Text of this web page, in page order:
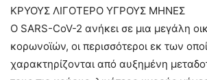
ΚΡΥΟΥΣ ΛΙΓΟΤΕΡΟ ΥΓΡΟΥΣ ΜΗΝΕΣ
Ο SARS-CoV-2 ανήκει σε μια μεγάλη
κορωνοϊών, οι περισσότεροι εκ των
χαρακτηρίζονται από αυξημένη